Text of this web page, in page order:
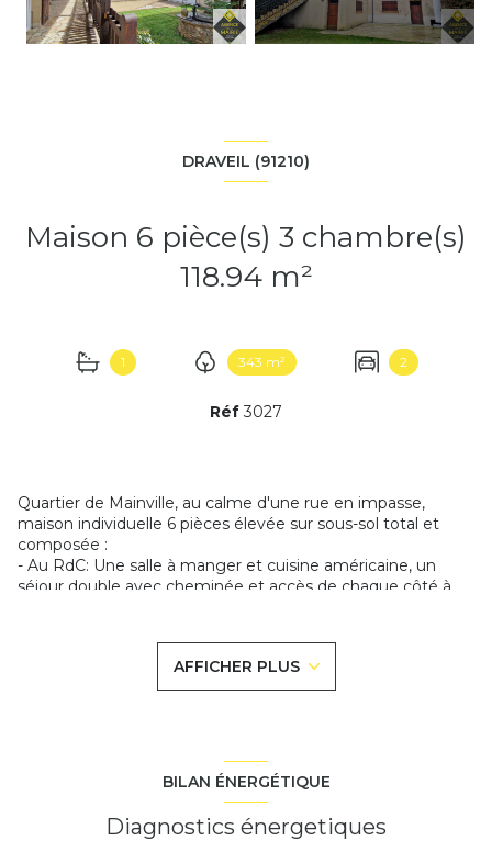
DRAVEIL (91210)
Maison 6 pièce(s) 3 chambre(s)
118.94 m²
1 343 m² 2
Réf3027
Quartier de Mainville, au calme d'une rue en impasse,
maison individuelle 6 pièces élevée sur sous-sol total et
composée :
- Au RdC: Une salle à manger et cuisine américaine, un
séjour double avec cheminée et accès de chaque côté à
salle de bains refait à neuf avec WC.
- Au sous-sol : buanderie avec placard, caves, local vélo, 2
pièces, chaufferie, salle d'eau. Un grand garage double avec
TRANQUILITÉ ASSURÉE
Les informations sur les risques auxquels ce bien est
exposé sont disponibles sur le siteGéorisques
AFFICHER PLUS
BILAN ÉNERGÉTIQUE
Diagnostics énergetiques